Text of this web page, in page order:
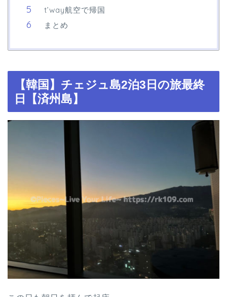
t’way航空で帰国
まとめ
【韓国】チェジュ島2泊3日の旅最終
日【済州島】